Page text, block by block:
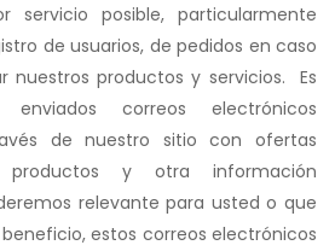
servicio posible, particularmente
de usuarios, de pedidos en caso
nuestros productos y servicios. Es
correos electrónicos
de nuestro sitio con ofertas
productos y otra información
relevante para usted o que
estos correos electrónicos